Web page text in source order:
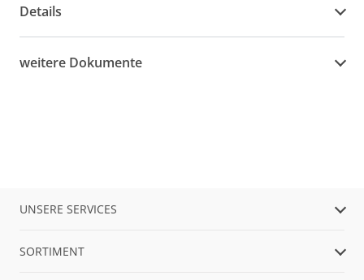
Details
weitere Dokumente
UNSERE SERVICES
SORTIMENT